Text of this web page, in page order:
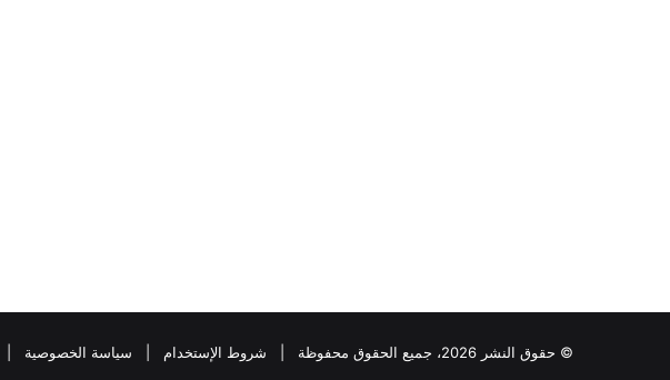
© حقوق النشر 2026، جميع الحقوق محفوظة | شروط الإستخدام سياسة الخصوصية